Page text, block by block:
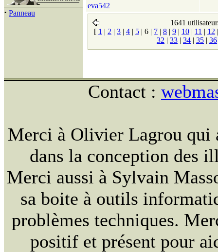
· Panneau
eva542
1641
[ 1 | 2 | 3 | 4 | 5 | 6 | 7 | 8 | 9 | 10 | 11 | 12
| 32 | 33 | 34 | 35 | 36
Contact :
Merci à Olivier Lagrou qui
dans la conception des
Merci aussi à Sylvain
sa boite à outils
problèmes techniques.
positif et présent pour